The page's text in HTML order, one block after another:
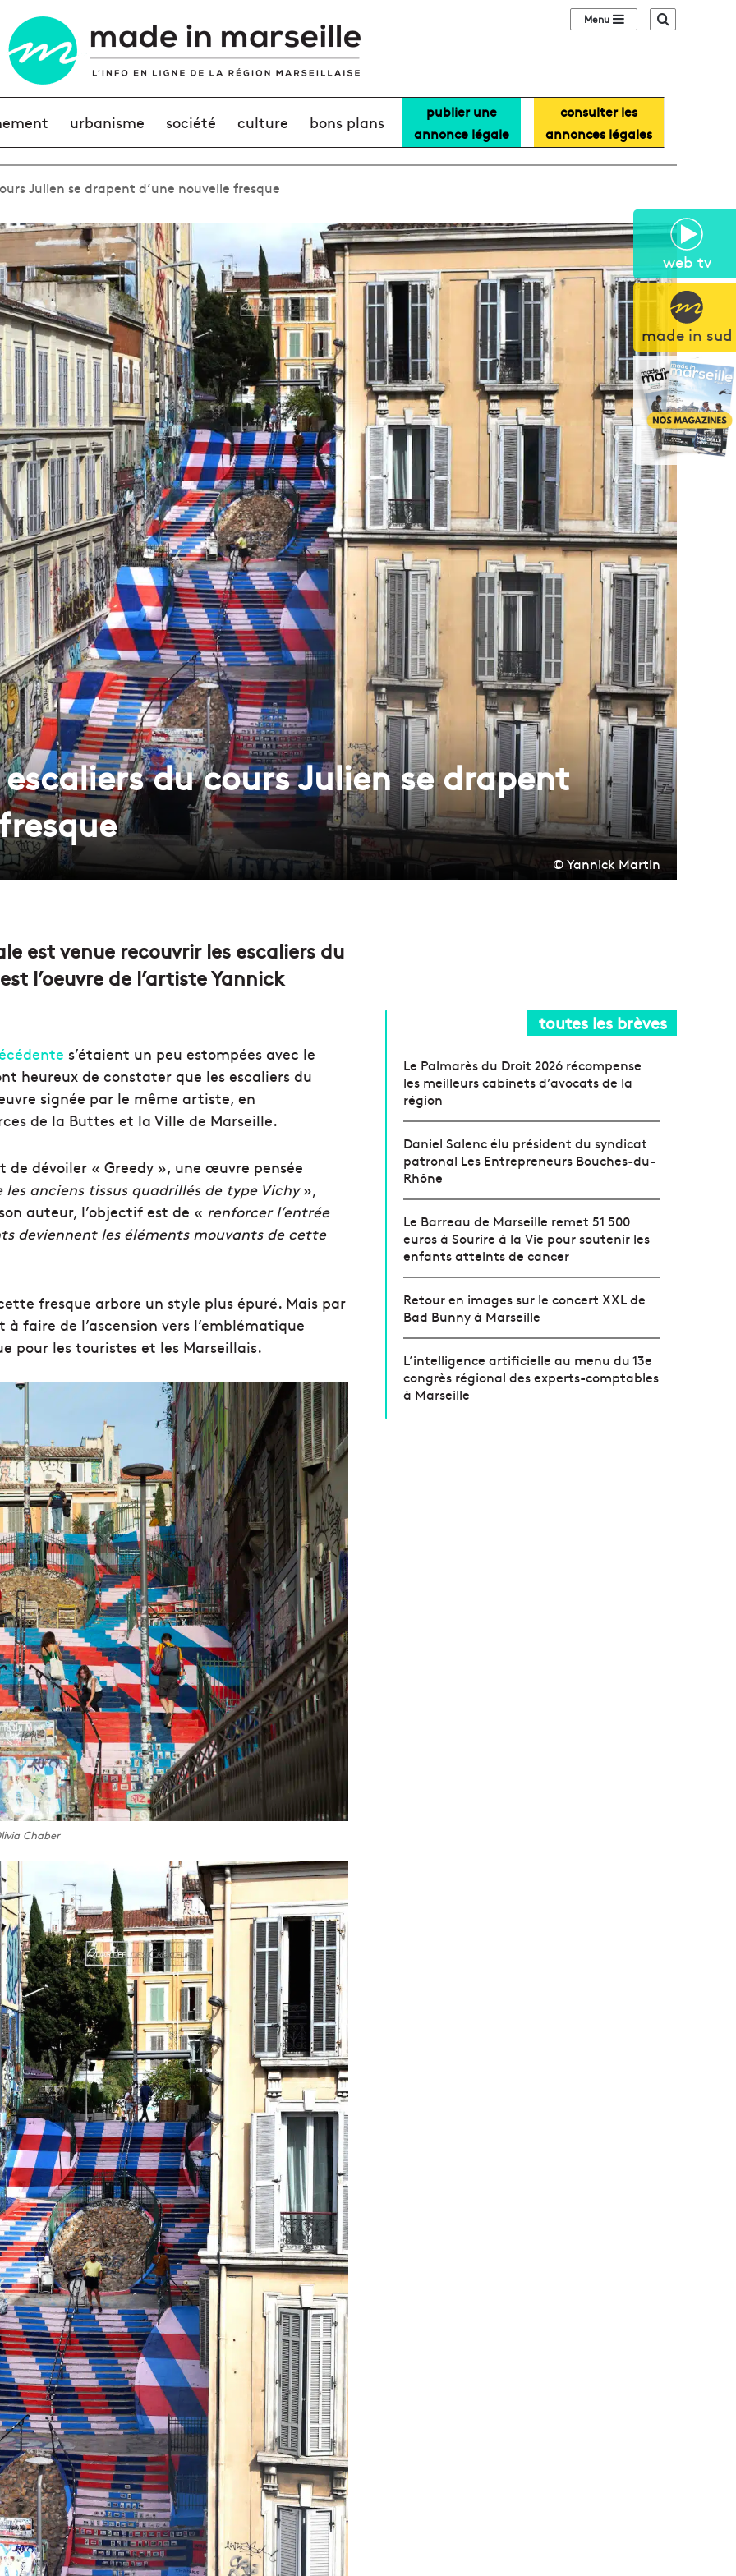
web tv
made in sud
Sidebar (barre
urbanisme société culture bons plans
publier une
annonce légale
consulter les
annonces légales
Julien se drapent d’une nouvelle fresque
escaliers du cours Julien se drapent
© Yannick Martin
est venue recouvrir les escaliers du
l’oeuvre de l’artiste Yannick
s’étaient un peu estompées avec le
heureux de constater que les escaliers du
signée par le même artiste, en
de la Buttes et la Ville de Marseille.
dévoiler « Greedy », une œuvre pensée
anciens tissus quadrillés de type Vichy»,
auteur, l’objectif est de « renforcer l’entrée
deviennent les éléments mouvants de cette
fresque arbore un style plus épuré. Mais par
faire de l’ascension vers l’emblématique
pour les touristes et les Marseillais.
Chaber
toutes les brèves
Le Palmarès du Droit 2026 récompense
les meilleurs cabinets d’avocats de la
région
Daniel Salenc élu président du syndicat
patronal Les Entrepreneurs Bouches-du-
Rhône
Le Barreau de Marseille remet 51 500
euros à Sourire à la Vie pour soutenir les
enfants atteints de cancer
Retour en images sur le concert XXL de
Bad Bunny à Marseille
L’intelligence artificielle au menu du 13e
congrès régional des experts-comptables
à Marseille